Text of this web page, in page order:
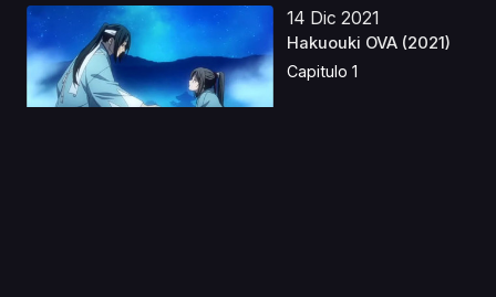
14 Dic 2021
Hakuouki OVA (2021)
Capitulo 1